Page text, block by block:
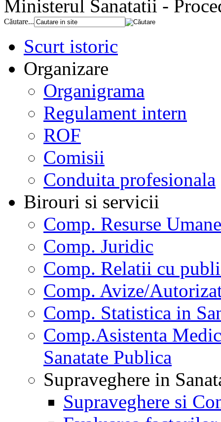
Ministerul Sanatatii -
Căutare...
Scurt istoric
Organizare
Organigrama
Regulament intern
ROF
Comisii
Conduita profesionala
Birouri si servicii
Comp. Resurse Umane
Comp. Juridic
Comp. Relatii cu
Comp. Avize/
Comp. Statistica in
Comp.Asistenta
Sanatate Publica
Supraveghere in
Supraveghere si